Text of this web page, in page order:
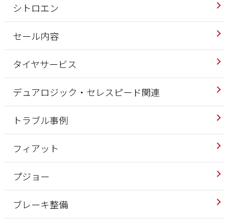
シトロエン
セール内容
タイヤサービス
デュアロジック・セレスピード関連
トラブル事例
フィアット
プジョー
ブレーキ整備